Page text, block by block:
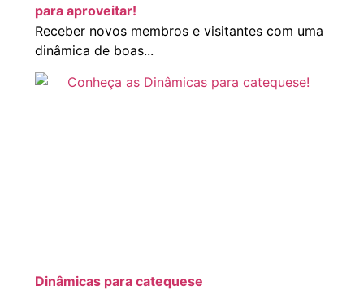
para aproveitar!
Receber novos membros e visitantes com uma
dinâmica de boas...
Dinâmicas para catequese